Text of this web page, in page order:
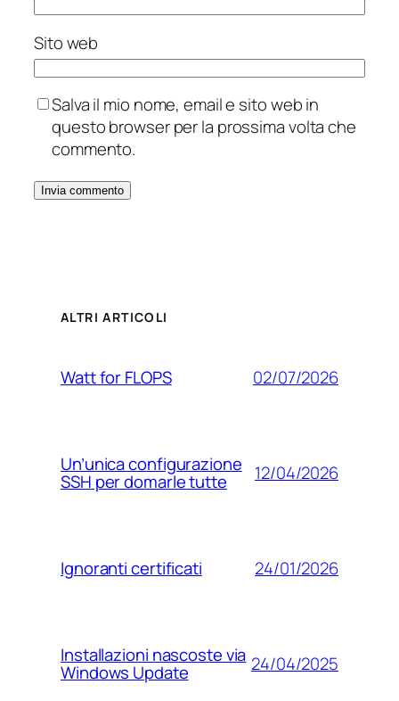
Sito web
Salva il mio nome, email e sito web in
questo browser per la prossima volta che
commento.
ALTRI ARTICOLI
Watt for FLOPS 02/07/2026
Un’unica configurazione
SSH per domarle tutte 12/04/2026
Ignoranti certificati 24/01/2026
Installazioni nascoste via
Windows Update 24/04/2025